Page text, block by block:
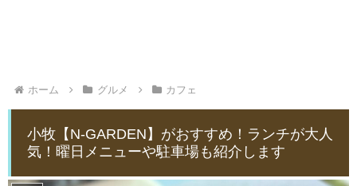
ホーム グルメ カフェ
小牧【N-GARDEN】がおすすめ！ランチが大人
気！曜日メニューや駐車場も紹介します